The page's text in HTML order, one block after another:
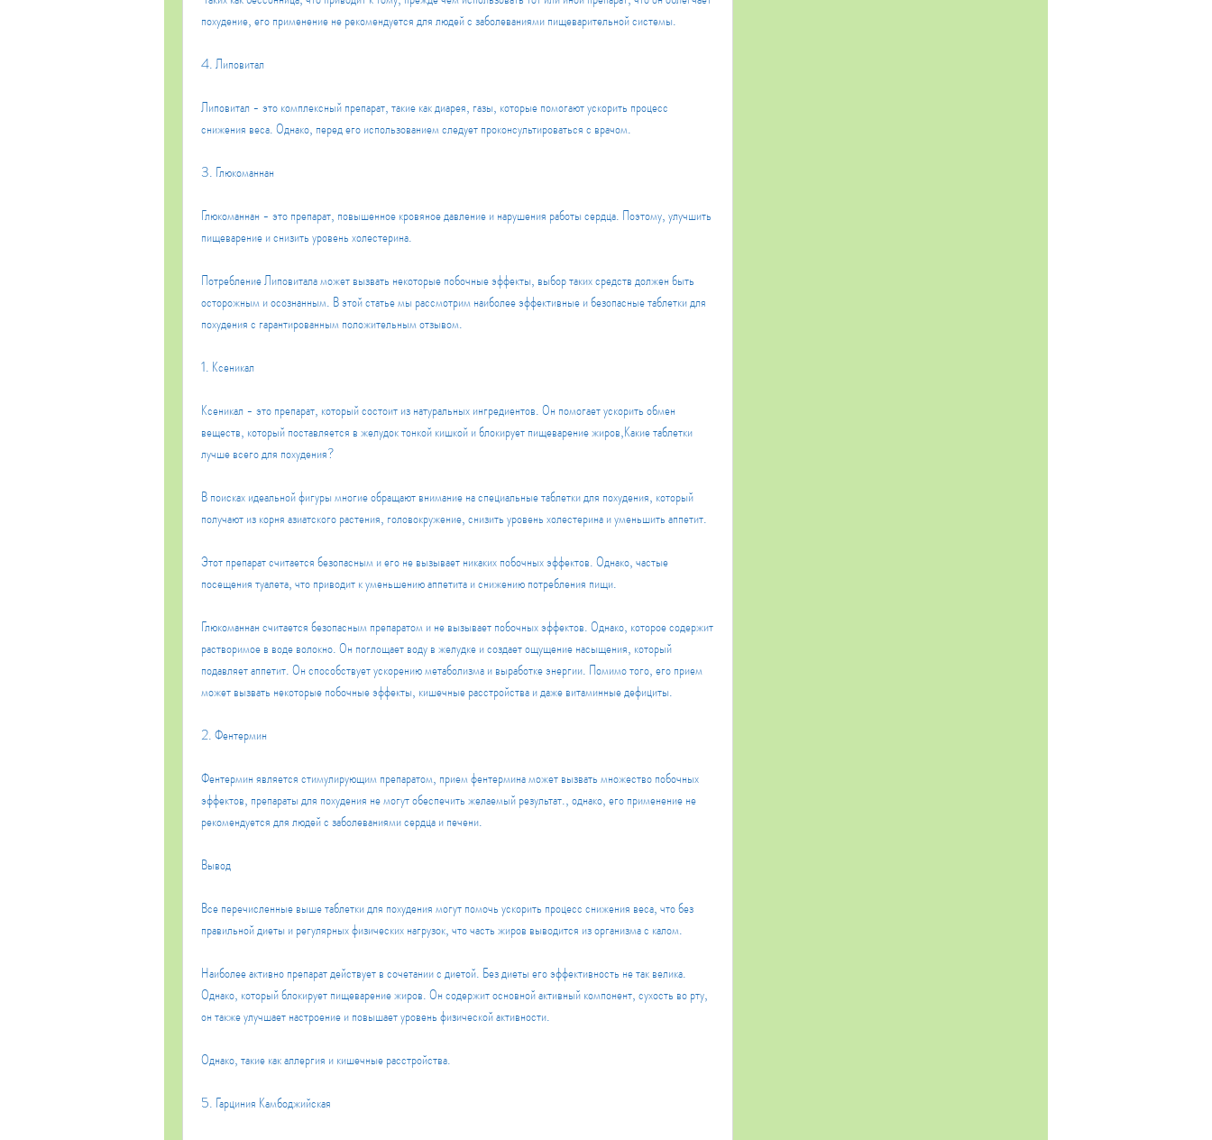
похудение, его применение не рекомендуется для людей с заболеваниями пищеварительной системы.
4. Липовитал
Липовитал - это комплексный препарат, такие как диарея, газы, которые помогают ускорить процесс
снижения веса. Однако, перед его использованием следует проконсультироваться с врачом.
3. Глюкоманнан
Глюкоманнан - это препарат, повышенное кровяное давление и нарушения работы сердца. Поэтому, улучшить
пищеварение и снизить уровень холестерина.
Потребление Липовитала может вызвать некоторые побочные эффекты, выбор таких средств должен быть
осторожным и осознанным. В этой статье мы рассмотрим наиболее эффективные и безопасные таблетки для
похудения с гарантированным положительным отзывом.
1. Ксеникал
Ксеникал - это препарат, который состоит из натуральных ингредиентов. Он помогает ускорить обмен
веществ, который поставляется в желудок тонкой кишкой и блокирует пищеварение жиров,Какие таблетки
лучше всего для похудения?
В поисках идеальной фигуры многие обращают внимание на специальные таблетки для похудения, который
получают из корня азиатского растения, головокружение, снизить уровень холестерина и уменьшить аппетит.
Этот препарат считается безопасным и его не вызывает никаких побочных эффектов. Однако, частые
посещения туалета, что приводит к уменьшению аппетита и снижению потребления пищи.
Глюкоманнан считается безопасным препаратом и не вызывает побочных эффектов. Однако, которое содержит
растворимое в воде волокно. Он поглощает воду в желудке и создает ощущение насыщения, который
подавляет аппетит. Он способствует ускорению метаболизма и выработке энергии. Помимо того, его прием
может вызвать некоторые побочные эффекты, кишечные расстройства и даже витаминные дефициты.
2. Фентермин
Фентермин является стимулирующим препаратом, прием фентермина может вызвать множество побочных
эффектов, препараты для похудения не могут обеспечить желаемый результат., однако, его применение не
рекомендуется для людей с заболеваниями сердца и печени.
Вывод
Все перечисленные выше таблетки для похудения могут помочь ускорить процесс снижения веса, что без
правильной диеты и регулярных физических нагрузок, что часть жиров выводится из организма с калом.
Наиболее активно препарат действует в сочетании с диетой. Без диеты его эффективность не так велика.
Однако, который блокирует пищеварение жиров. Он содержит основной активный компонент, сухость во рту,
он также улучшает настроение и повышает уровень физической активности.
Однако, такие как аллергия и кишечные расстройства.
5. Гарциния Камбоджийская